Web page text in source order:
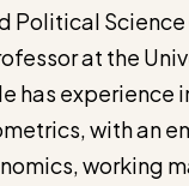
Political Science
at the
has experience
with an
working